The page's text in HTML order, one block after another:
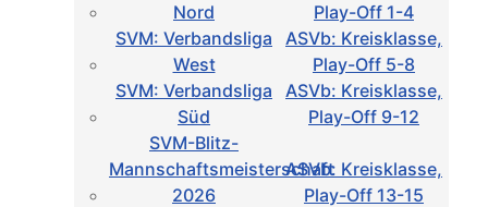
Nord
Play-Off 1-4
SVM: Verbandsliga
West
ASVb: Kreisklasse,
Play-Off 5-8
SVM: Verbandsliga
Süd
ASVb: Kreisklasse,
Play-Off 9-12
SVM-Blitz-
Mannschaftsmeisterschaft
2026
ASVb: Kreisklasse,
Play-Off 13-15